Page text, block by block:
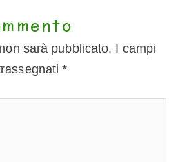
sarà pubblicato. I campi
*